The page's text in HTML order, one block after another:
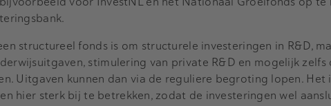
structureel fonds is om structurele investeringen in R&D,
stimulering van private R&D en mogelijk zelfs
Uitgaven kunnen dan via de reguliere begroting lopen. Het
hier sterk bij te betrekken, zodat de investeringen wel